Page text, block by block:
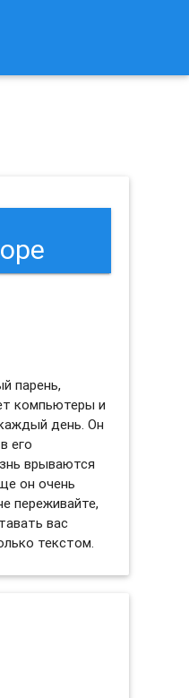
парень,
компьютеры и
день. Он
его
врываются
он очень
переживайте,
вас
текстом.